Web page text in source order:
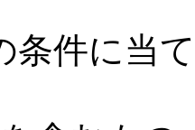
条件に当